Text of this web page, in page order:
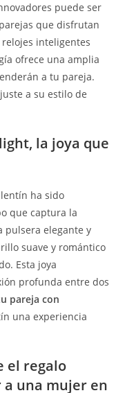
puede ser
que disfrutan
inteligentes
ofrece una amplia
a tu pareja.
a su estilo de
, la joya que
ha sido
que captura la
pulsera elegante y
suave y romántico
Esta joya
profunda entre dos
pareja con
una experiencia
el regalo
una mujer en